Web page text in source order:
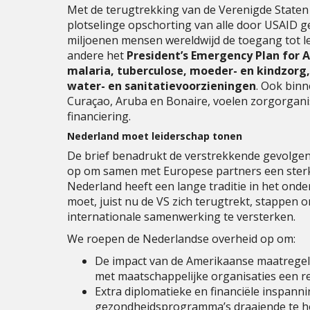
Met de terugtrekking van de Verenigde
plotselinge opschorting van alle door USAID
miljoenen mensen wereldwijd de toegang tot
andere het President’s Emergency Plan for
malaria, tuberculose, moeder- en
water- en sanitatievoorzieningen. Ook
Curaçao, Aruba en Bonaire, voelen
financiering.
Nederland moet leiderschap tonen
De brief benadrukt de verstrekkende
op om samen met Europese partners een
Nederland heeft een lange traditie in het
moet, juist nu de VS zich terugtrekt, stappen
internationale samenwerking te versterken.
We roepen de Nederlandse overheid op om:
De impact van de Amerikaanse
met maatschappelijke organisaties een
Extra diplomatieke en financiële
gezondheidsprogramma’s draaiende te